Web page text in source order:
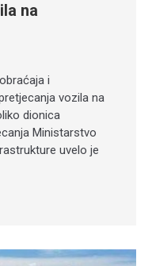
na
i
vozila na
dionica
Ministarstvo
uvelo je